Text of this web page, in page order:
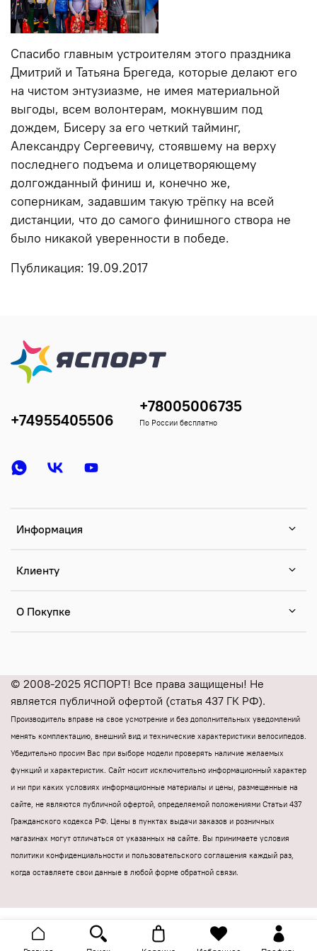
Спасибо главным устроителям этого праздника
Дмитрий и Татьяна Брегеда, которые делают его
на чистом энтузиазме, не имея материальной
выгоды, всем волонтерам, мокнувшим под
дождем, Бисеру за его четкий тайминг,
Александру Сергеевичу, стоявшему на верху
последнего подъема и олицетворяющему
долгожданный финиш и, конечно же,
соперникам, задавшим такую трёпку на всей
дистанции, что до самого финишного створа не
было никакой уверенности в победе.
Публикация: 19.09.2017
Информация
Клиенту
О Покупке
+74955405506
+78005006735
По России бесплатно
© 2008-2025 ЯСПОРТ! Все права защищены! Не
является публичной офертой (статья 437 ГК РФ).
Производитель вправе на свое усмотрение и без дополнительных уведомлений
менять комплектацию, внешний вид и технические характеристики велосипедов.
Убедительно просим Вас при выборе модели проверять наличие желаемых
функций и характеристик. Cайт носит исключительно информационный характер
и ни при каких условиях информационные материалы и цены, размещенные на
сайте, не являются публичной офертой, определяемой положениями Статьи 437
Гражданского кодекса РФ. Цены в пунктах выдачи заказов и розничных
магазинах могут отличаться от указанных на сайте. Вы принимаете условия
политики конфиденциальности и пользовательского соглашения каждый раз,
когда оставляете свои данные в любой форме обратной связи.